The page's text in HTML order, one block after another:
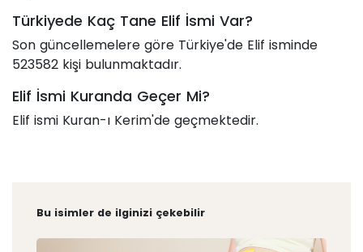
Türkiyede Kaç Tane Elif İsmi Var?
Son güncellemelere göre Türkiye'de Elif isminde
523582 kişi bulunmaktadır.
Elif İsmi Kuranda Geçer Mi?
Elif ismi Kuran-ı Kerim'de geçmektedir.
Bu isimler de ilginizi çekebilir